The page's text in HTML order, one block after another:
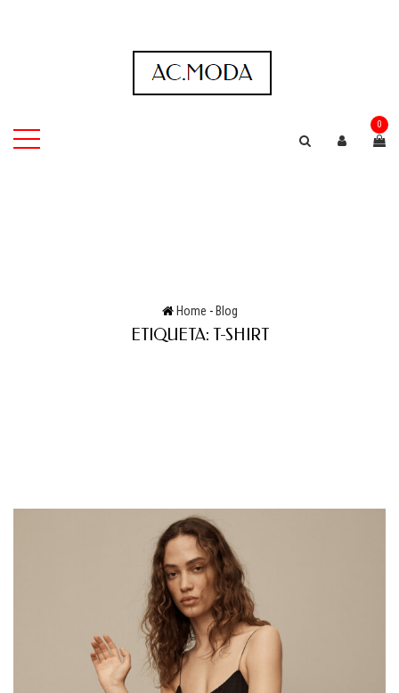
0
Home - Blog
ETIQUETA: T-SHIRT